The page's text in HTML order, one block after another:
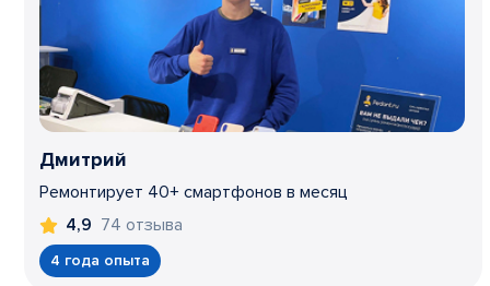
Дмитрий
Ремонтирует 40+ смартфонов в месяц
4,9 74 отзыва
4 года опыта